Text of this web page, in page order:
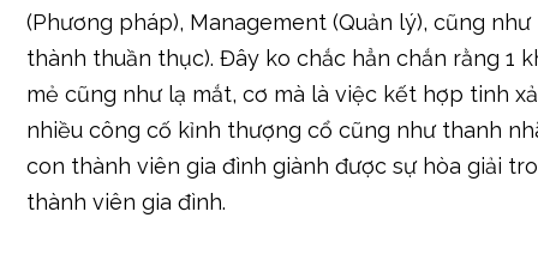
(Phương pháp), Management (Quản lý), cũng như
thành thuần thục). Đây ko chắc hẳn chắn rằng 1
mẻ cũng như lạ mắt, cơ mà là việc kết hợp tinh
nhiều công cố kỉnh thượng cổ cũng như thanh
con thành viên gia đình giành được sự hòa giải
thành viên gia đình.